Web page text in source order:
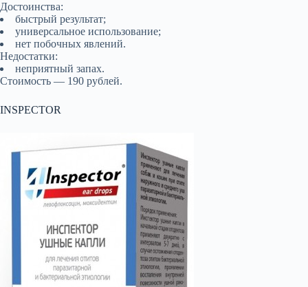
Достоинства:
быстрый результат;
универсальное использование;
нет побочных явлений.
Недостатки:
неприятный запах.
Стоимость — 190 рублей.
INSPECTOR